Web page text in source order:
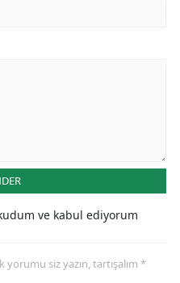
ve kabul ediyorum
siz yazın, tartışalım *